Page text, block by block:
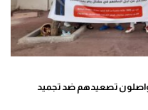
تصعيدهم ضد تجميد